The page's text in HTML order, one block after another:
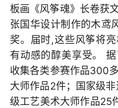
板画《风筝魂》长卷获
张国华设计制作的木鸢
奖。届时,这些风筝将
有动感的醇美享受。
收集各类参赛作品300
大师作品2件；国家级
级工艺美术大师作品25